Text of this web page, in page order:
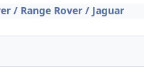
/ Range Rover / Jaguar